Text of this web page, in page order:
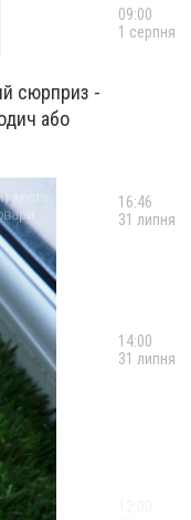
сюрприз -
або
09:00
1 серпня
16:46
31 липня
14:00
31 липня